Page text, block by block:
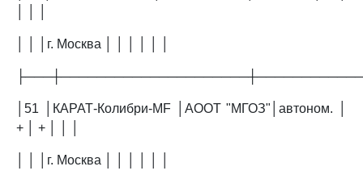
│ │ │г. Москва │ │ │ │ │ │
│51 │КАРАТ-Колибри-MF │АООТ "МГОЗ"│автоном. │
+ │ + │ │ │
│ │ │г. Москва │ │ │ │ │ │